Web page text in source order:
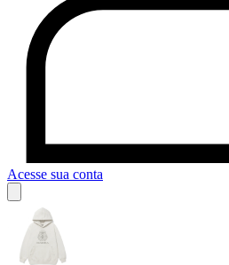
Acesse sua conta